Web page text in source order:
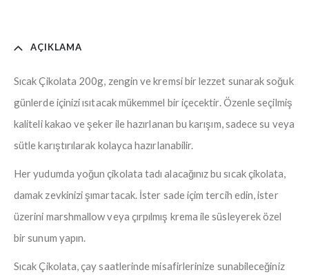
AÇIKLAMA
Sıcak Çikolata 200g, zengin ve kremsi bir lezzet sunarak soğuk
günlerde içinizi ısıtacak mükemmel bir içecektir. Özenle seçilmiş
kaliteli kakao ve şeker ile hazırlanan bu karışım, sadece su veya
sütle karıştırılarak kolayca hazırlanabilir.
Her yudumda yoğun çikolata tadı alacağınız bu sıcak çikolata,
damak zevkinizi şımartacak. İster sade içim tercih edin, ister
üzerini marshmallow veya çırpılmış krema ile süsleyerek özel
bir sunum yapın.
Sıcak Çikolata, çay saatlerinde misafirlerinize sunabileceğiniz